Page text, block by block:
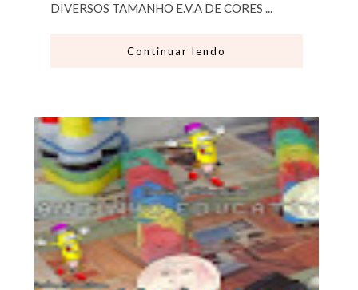
DIVERSOS TAMANHO E.V.A DE CORES ...
Continuar lendo